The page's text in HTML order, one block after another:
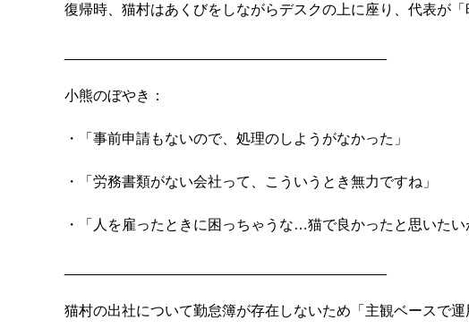
復帰時、猫村はあくびをしながらデスクの上に座り、代表が
小熊のぼやき：
・「事前申請もないので、処理のしようがなかった」
・「労務書類がない会社って、こういうとき無力ですね」
・「人を雇ったときに困っちゃうな…猫で良かったと思いたい
猫村の出社について勤怠簿が存在しないため「主観ベースで運